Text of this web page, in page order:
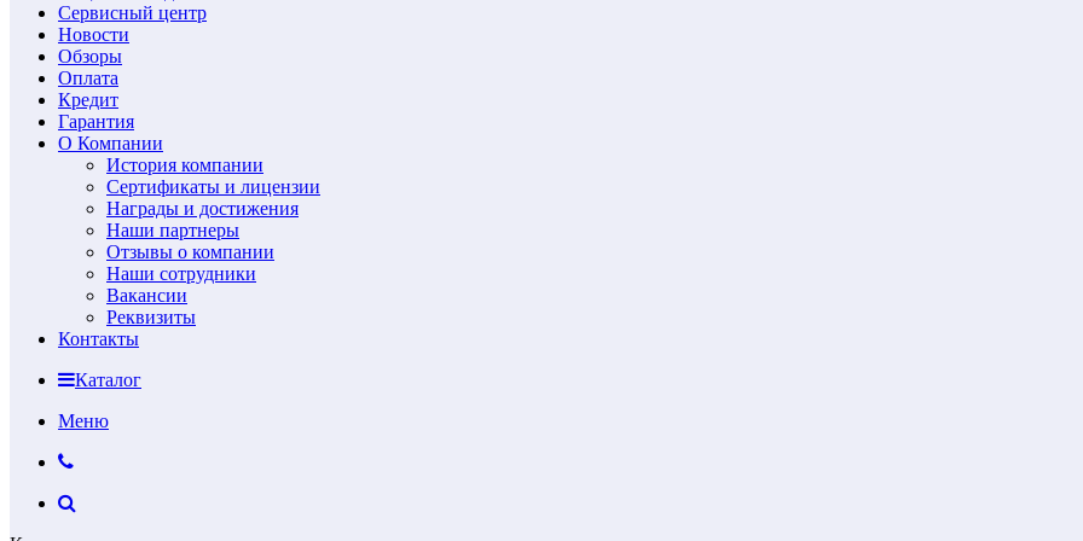
Сервисный центр
Новости
Обзоры
Оплата
Кредит
Гарантия
О Компании
История компании
Сертификаты и лицензии
Награды и достижения
Наши партнеры
Отзывы о компании
Наши сотрудники
Вакансии
Реквизиты
Контакты
Каталог
Меню